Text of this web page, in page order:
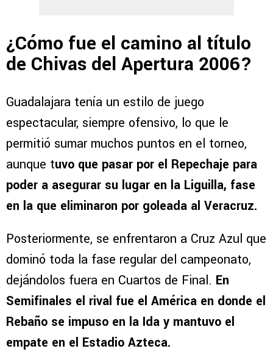
¿Cómo fue el camino al título
de Chivas del Apertura 2006?
Guadalajara tenía un estilo de juego
espectacular, siempre ofensivo, lo que le
permitió sumar muchos puntos en el torneo,
aunque tuvo que pasar por el Repechaje para
poder a asegurar su lugar en la Liguilla, fase
en la que eliminaron por goleada al Veracruz.
Posteriormente, se enfrentaron a Cruz Azul que
dominó toda la fase regular del campeonato,
dejándolos fuera en Cuartos de Final. En
Semifinales el rival fue el América en donde el
Rebaño se impuso en la Ida y mantuvo el
empate en el Estadio Azteca.